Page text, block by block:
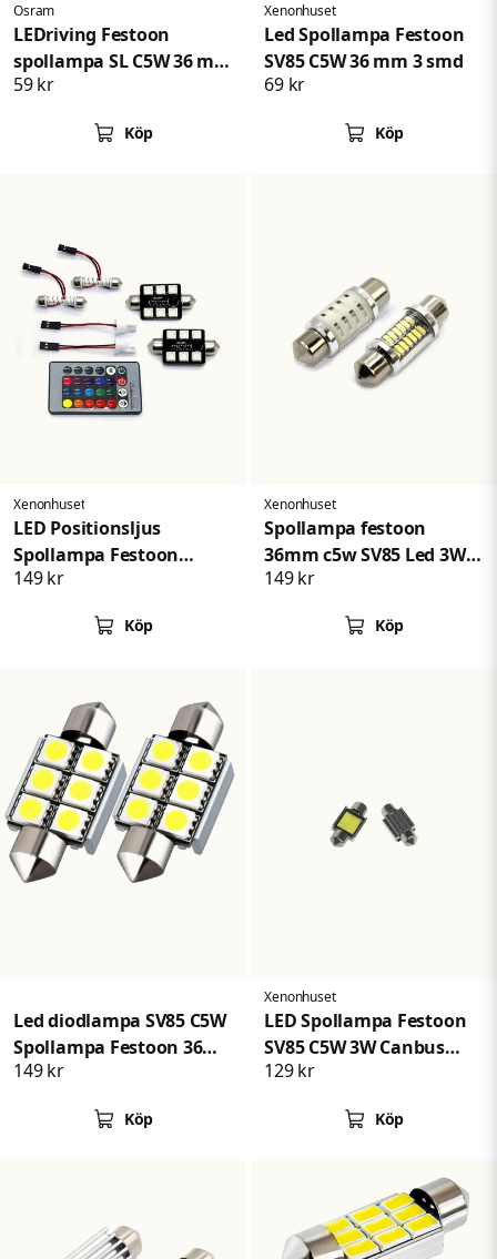
Osram
LEDriving Festoon
spollampa SL C5W 36 mm
White
59 kr
Köp
Xenonhuset
Led Spollampa Festoon
SV85 C5W 36 mm 3 smd
69 kr
Köp
Xenonhuset
LED Positionsljus
Spollampa Festoon
36mm RGB med
149 kr
Köp
Xenonhuset
Spollampa festoon
36mm c5w SV85 Led 3W
Canbus E-Märkt
149 kr
Köp
Led diodlampa SV85 C5W
Spollampa Festoon 36
mm Canbus 6 SMD 2-
149 kr
Köp
Xenonhuset
LED Spollampa Festoon
SV85 C5W 3W Canbus
COB 36mm
129 kr
Köp